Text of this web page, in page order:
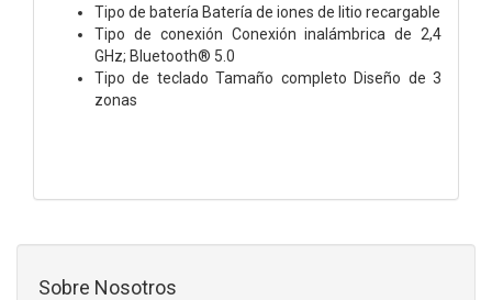
Tipo de batería Batería de iones de litio recargable
Tipo de conexión Conexión inalámbrica de 2,4
GHz; Bluetooth® 5.0
Tipo de teclado Tamaño completo Diseño de 3
zonas
Sobre Nosotros